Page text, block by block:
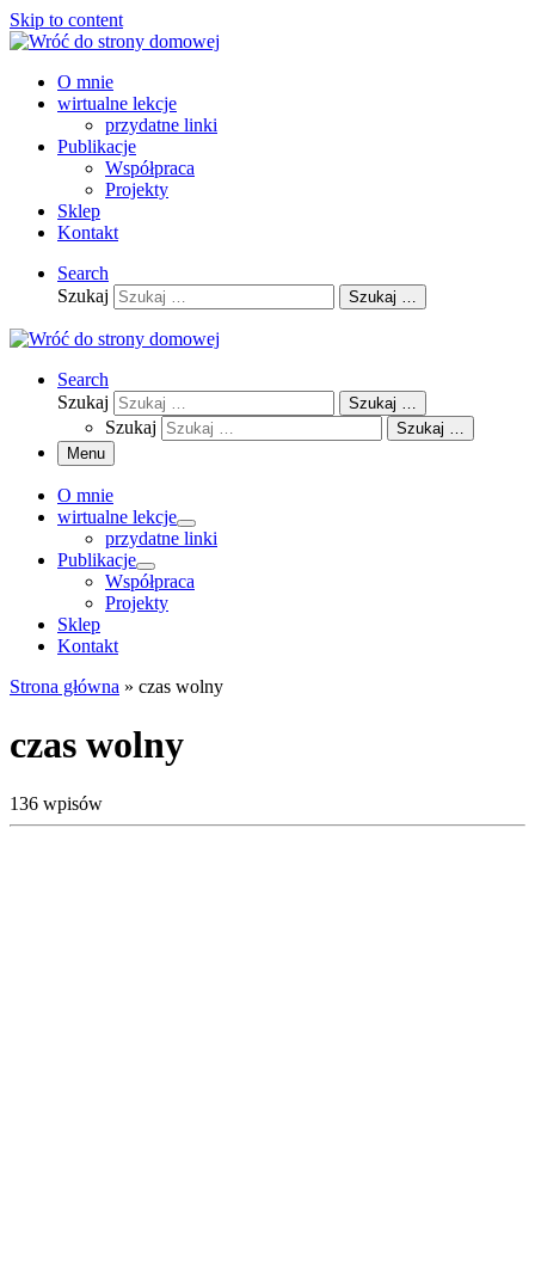
Skip to content
O mnie
wirtualne lekcje
przydatne linki
Publikacje
Współpraca
Projekty
Sklep
Kontakt
Search
Szukaj
Szukaj …
Search
Szukaj
Szukaj …
Szukaj
Szukaj …
Menu
O mnie
wirtualne lekcje
przydatne linki
Publikacje
Współpraca
Projekty
Sklep
Kontakt
Strona główna » czas wolny
czas wolny
136 wpisów